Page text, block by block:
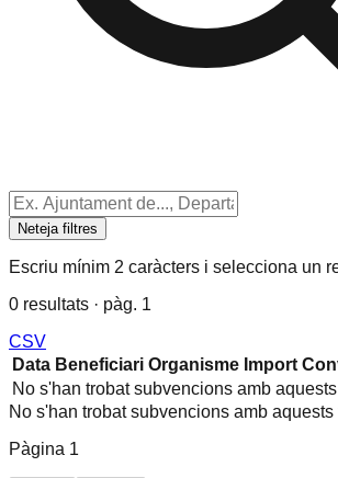
Neteja filtres
Escriu mínim 2 caràcters i selecciona un
0 resultats · pàg. 1
CSV
Data Beneficiari Organisme Import
No s'han trobat subvencions amb
No s'han trobat subvencions amb aquests
Pàgina 1